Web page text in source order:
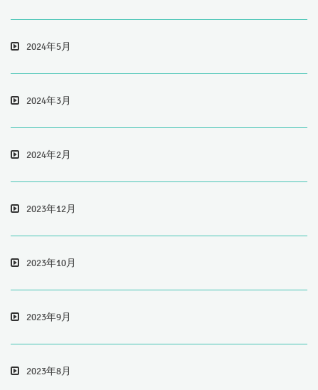
2024年5月
2024年3月
2024年2月
2023年12月
2023年10月
2023年9月
2023年8月